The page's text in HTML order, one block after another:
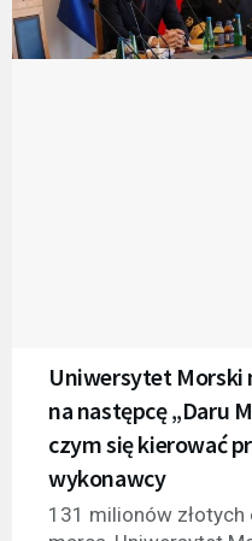
Uniwersytet Morski
na następcę „Daru
czym się kierować
wykonawcy
131 milionów złotych